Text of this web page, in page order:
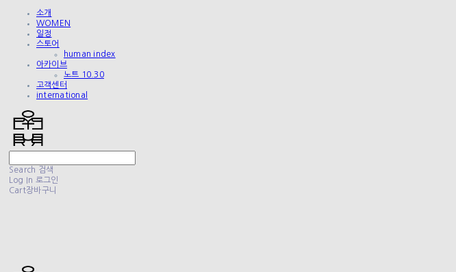
소개
WOMEN
일정
스토어
human index
아카이브
노트 10.30
고객센터
international
Search 검색
Log In 로그인
Cart장바구니